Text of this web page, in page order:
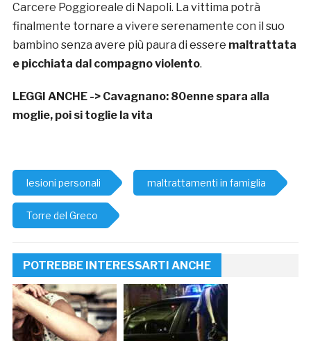
Carcere Poggioreale di Napoli. La vittima potrà
finalmente tornare a vivere serenamente con il suo
bambino senza avere più paura di essere maltrattata
e picchiata dal compagno violento.
LEGGI ANCHE -> Cavagnano: 80enne spara alla
moglie, poi si toglie la vita
lesioni personali maltrattamenti in famiglia
Torre del Greco
POTREBBE INTERESSARTI ANCHE